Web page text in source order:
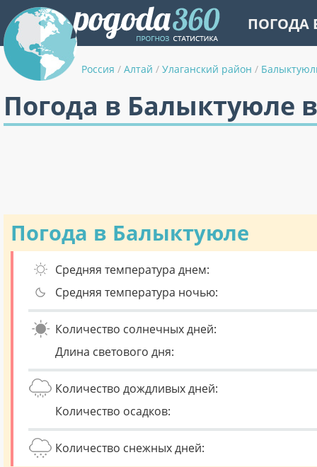
ПОГОДА
Россия / Алтай / Улаганский район /
Погода в Балыктуюле
Погода в Балыктуюле
Средняя температура днем:
Средняя температура ночью:
Количество солнечных дней:
Длина светового дня:
Количество дождливых дней:
Количество осадков:
Количество снежных дней: